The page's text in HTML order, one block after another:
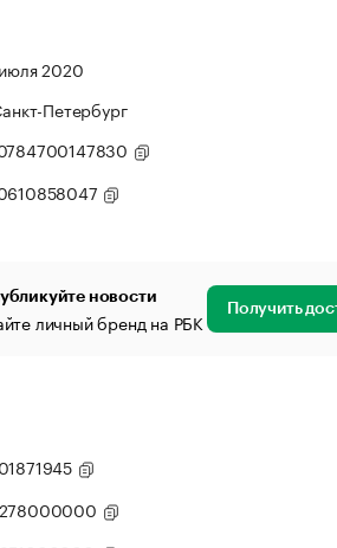
2020
Петербург
новости
личный бренд на РБК Получить